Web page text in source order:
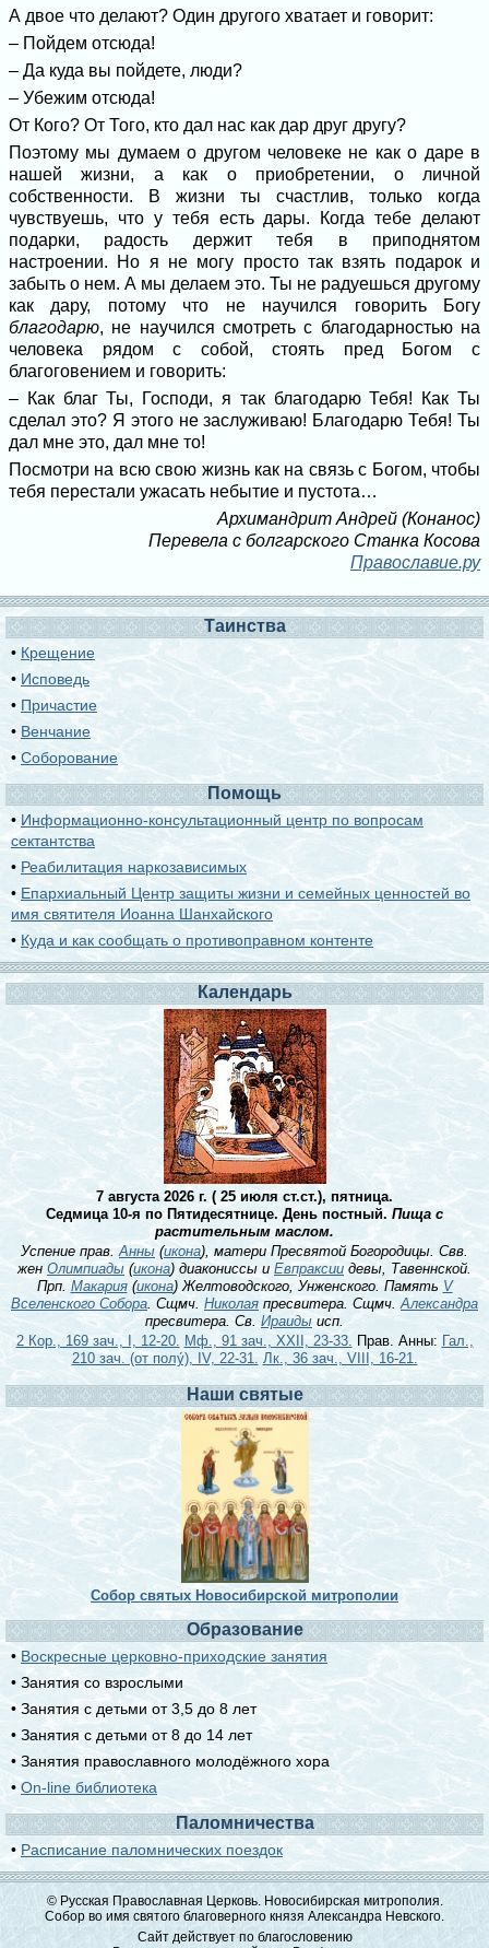
А двое что делают? Один другого хватает и говорит:
– Пойдем отсюда!
– Да куда вы пойдете, люди?
– Убежим отсюда!
От Кого? От Того, кто дал нас как дар друг другу?
Поэтому мы думаем о другом человеке не как о даре в
нашей жизни, а как о приобретении, о личной
собственности. В жизни ты счастлив, только когда
чувствуешь, что у тебя есть дары. Когда тебе делают
подарки, радость держит тебя в приподнятом
настроении. Но я не могу просто так взять подарок и
забыть о нем. А мы делаем это. Ты не радуешься другому
как дару, потому что не научился говорить Богу
благодарю, не научился смотреть с благодарностью на
человека рядом с собой, стоять пред Богом с
благоговением и говорить:
– Как благ Ты, Господи, я так благодарю Тебя! Как Ты
сделал это? Я этого не заслуживаю! Благодарю Тебя! Ты
дал мне это, дал мне то!
Посмотри на всю свою жизнь как на связь с Богом, чтобы
тебя перестали ужасать небытие и пустота…
Архимандрит Андрей (Конанос)
Перевела с болгарского Станка Косова
Православие.ру
Таинства
• Крещение
• Исповедь
• Причастие
• Венчание
•Соборование
Помощь
• Информационно-консультационный центр по вопросам
сектантства
• Реабилитация наркозависимых
• Епархиальный Центр защиты жизни и семейных ценностей во
имя святителя Иоанна Шанхайского
• Куда и как сообщать о противоправном контенте
Календарь
7 августа 2026 г. ( 25 июля ст.ст.), пятница.
Седмица 10-я по Пятидесятнице. День постный. Пища с
растительным маслом.
Успение прав.Анны (икона), матери Пресвятой Богородицы. Свв.
жен Олимпиады (икона) диакониссы и Евпраксии девы, Тавеннской.
Прп.Макария(икона) Желтоводского, Унженского. Память V
Вселенского Собора. Сщмч. Николая пресвитера. Сщмч.Александра
пресвитера. Св. Ираидыисп.
2 Кор., 169 зач., I, 12-20. Мф., 91 зач., XXII, 23-33. Прав. Анны: Гал.,
210 зач. (от полу́), IV, 22-31. Лк., 36 зач., VIII, 16-21.
Наши святые
Собор святых Новосибирской митрополии
Образование
• Воскресные церковно-приходские занятия
• Занятия со взрослыми
• Занятия с детьми от 3,5 до 8 лет
• Занятия с детьми от 8 до 14 лет
• Занятия православного молодёжного хора
• On-line библиотека
Паломничества
• Расписание паломнических поездок
© Русская Православная Церковь. Новосибирская митрополия.
Собор во имя святого благоверного князя Александра Невского.
Сайт действует по благословению